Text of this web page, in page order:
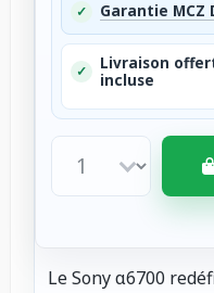
✓ Garantie MCZ
✓
Livraison
incluse
Le Sony α6700